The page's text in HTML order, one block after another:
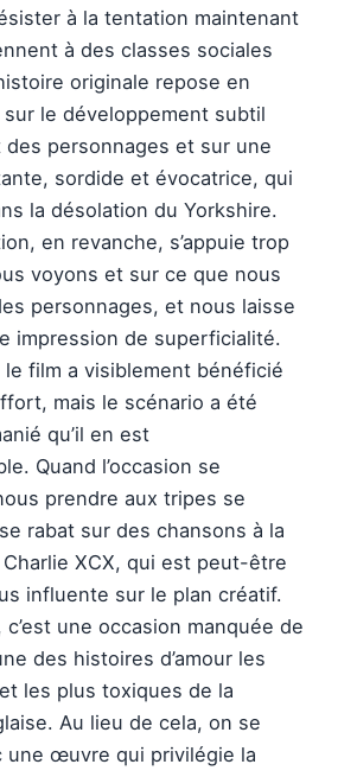
à la tentation maintenant
à des classes sociales
originale repose en
le développement subtil
des personnages et sur une
sordide et évocatrice, qui
la désolation du Yorkshire.
en revanche, s’appuie trop
voyons et sur ce que nous
personnages, et nous laisse
impression de superficialité.
film a visiblement bénéficié
mais le scénario a été
qu’il en est
Quand l’occasion se
prendre aux tripes se
rabat sur des chansons à la
XCX, qui est peut-être
influente sur le plan créatif.
une occasion manquée de
des histoires d’amour les
les plus toxiques de la
Au lieu de cela, on se
une œuvre qui privilégie la